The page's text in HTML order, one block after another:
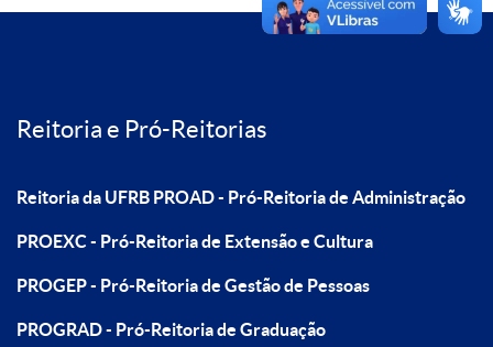
Reitoria e Pró-Reitorias
Reitoria da UFRB PROAD - Pró-Reitoria de Administração
PROEXC - Pró-Reitoria de Extensão e Cultura
PROGEP - Pró-Reitoria de Gestão de Pessoas
PROGRAD - Pró-Reitoria de Graduação